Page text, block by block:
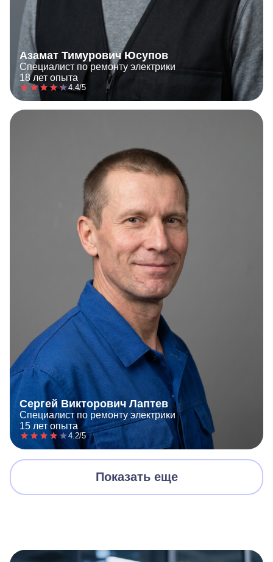
Азамат Тимурович Юсупов
Специалист по ремонту электрики
18 лет опыта
4.4/5
Сергей Викторович Лаптев
Специалист по ремонту электрики
15 лет опыта
4.2/5
Показать еще